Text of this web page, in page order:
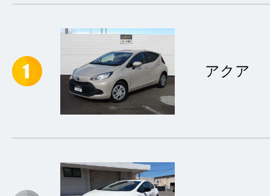
アクア